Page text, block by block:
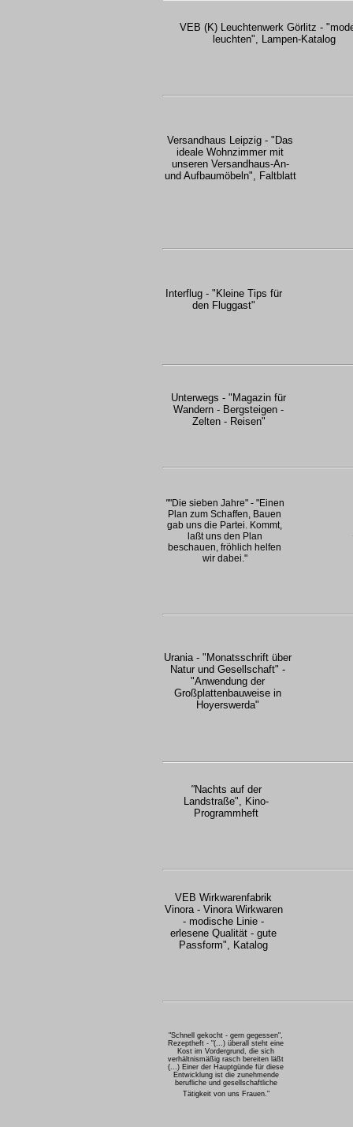
VEB (K) Leuchtenwerk Görlitz -
leuchten", Lampen-Katalog
Versandhaus Leipzig - "Das
ideale Wohnzimmer mit
unseren Versandhaus-An-
und Aufbaumöbeln", Faltblatt
Interflug - "Kleine Tips für
den Fluggast"
Unterwegs - "Magazin für
Wandern - Bergsteigen -
Zelten - Reisen"
""Die sieben Jahre" - "Einen
Plan zum Schaffen, Bauen
gab uns die Partei. Kommt,
laßt uns den Plan
beschauen, fröhlich helfen
wir dabei."
Urania - "Monatsschrift über
Natur und Gesellschaft" -
"Anwendung der
Großplattenbauweise in
Hoyerswerda"
"Nachts auf der
Landstraße", Kino-
Programmheft
VEB Wirkwarenfabrik
Vinora - Vinora Wirkwaren
- modische Linie -
erlesene Qualität - gute
Passform", Katalog
"Schnell gekocht - gern gegessen",
Rezeptheft - "(...) überall steht eine
Kost im Vordergrund, die sich
verhältnismäßig rasch bereiten läßt
(...) Einer der Hauptgünde für diese
Entwicklung ist die zunehmende
berufliche und gesellschaftliche
Tätigkeit von uns Frauen."